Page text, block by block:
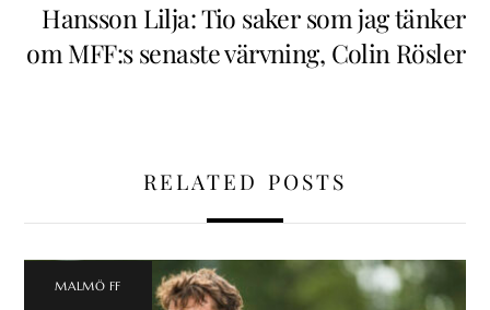
Hansson Lilja: Tio saker som jag tänker
om MFF:s senaste värvning, Colin Rösler
RELATED POSTS
MALMÖ FF